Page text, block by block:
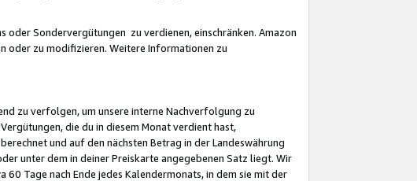
Sondervergütungen zu verdienen, einschränken. Amazon
oder zu modifizieren. Weitere Informationen zu
zu verfolgen, um unsere interne Nachverfolgung zu
die du in diesem Monat verdient hast,
und auf den nächsten Betrag in der Landeswährung
unter dem in deiner Preiskarte angegebenen Satz liegt. Wir
Tage nach Ende jedes Kalendermonats, in dem sie mit der